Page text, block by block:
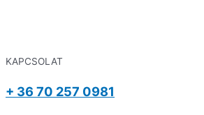
KAPCSOLAT
+ 36 70 257 0981